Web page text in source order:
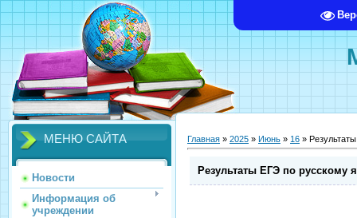
МЕНЮ САЙТА
Новости
Информация об
учреждении
Главная » 2025 » Июнь » 16 »
Результаты ЕГЭ по русскому